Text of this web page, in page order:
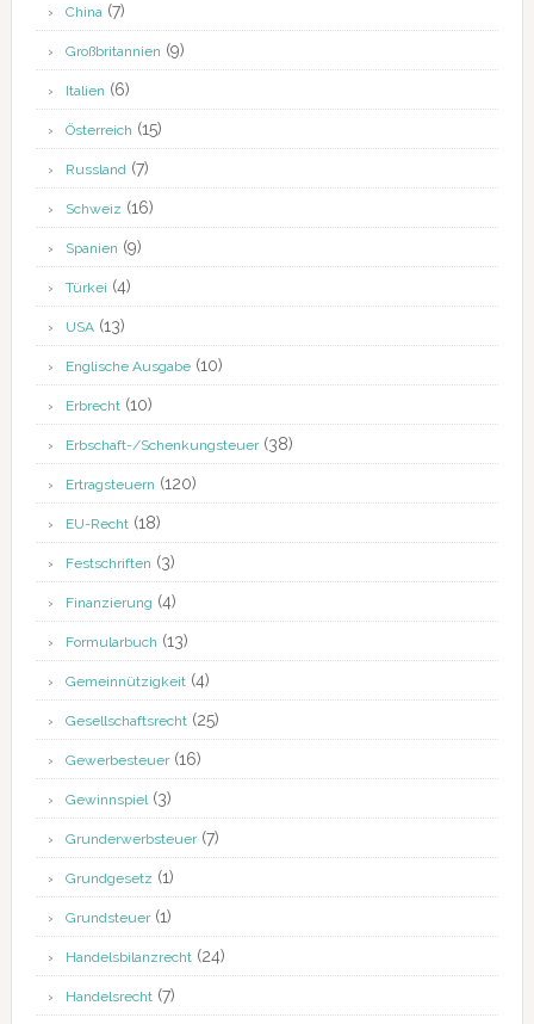
China(7)
Großbritannien (9)
Italien (6)
Österreich (15)
Russland(7)
Schweiz (16)
Spanien (9)
Türkei (4)
USA(13)
Englische Ausgabe(10)
Erbrecht(10)
Erbschaft-/Schenkungsteuer(38)
Ertragsteuern (120)
EU-Recht(18)
Festschriften (3)
Finanzierung (4)
Formularbuch (13)
Gemeinnützigkeit(4)
Gesellschaftsrecht(25)
Gewerbesteuer(16)
Gewinnspiel(3)
Grunderwerbsteuer(7)
Grundgesetz (1)
Grundsteuer(1)
Handelsbilanzrecht(24)
Handelsrecht(7)